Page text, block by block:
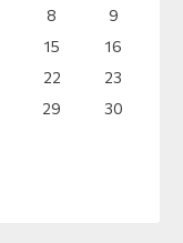
8
9
15
16
22
23
29
30